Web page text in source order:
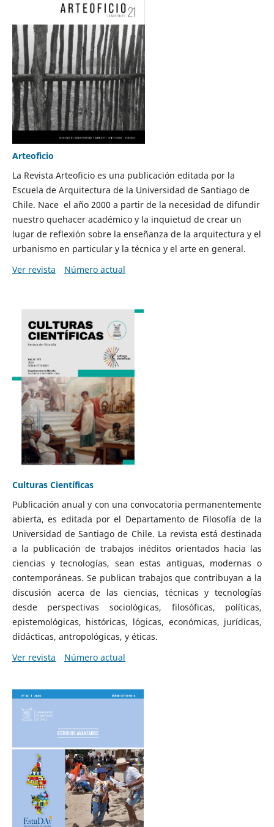
Arteoficio
La Revista Arteoficio es una publicación editada por la
Escuela de Arquitectura de la Universidad de Santiago de
Chile. Nace el año 2000 a partir de la necesidad de difundir
nuestro quehacer académico y la inquietud de crear un
lugar de reflexión sobre la enseñanza de la arquitectura y el
urbanismo en particular y la técnica y el arte en general.
Ver revista
Número actual
Culturas Científicas
Publicación anual y con una convocatoria permanentemente
abierta, es editada por el Departamento de Filosofía de la
Universidad de Santiago de Chile. La revista está destinada
a la publicación de trabajos inéditos orientados hacia las
ciencias y tecnologías, sean estas antiguas, modernas o
contemporáneas. Se publican trabajos que contribuyan a la
discusión acerca de las ciencias, técnicas y tecnologías
desde perspectivas sociológicas, filosóficas, políticas,
epistemológicas, históricas, lógicas, económicas, jurídicas,
didácticas, antropológicas, y éticas.
Ver revista
Número actual